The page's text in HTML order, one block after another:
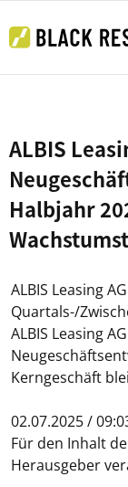
ALBIS
Halbjahr
ALBIS Leasing
Quartals-/
ALBIS Leasing
Kerngeschäft
02.07.2025 /
Für den Inhalt
Herausgeber